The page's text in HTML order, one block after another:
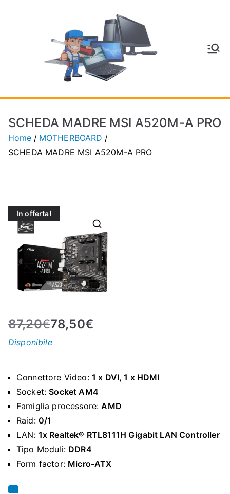
V
C
H
Inform
Telefo
Vignol
SCHEDA MADRE MSI A520M-A PRO
Home
MOTHERBOARD
SCHEDA MADRE MSI A520M-A PRO
In offerta!
87,20€78,50€
Connettore Video: 1 x DVI, 1 x HDMI
Socket:Socket AM4
Famiglia processore:AMD
Raid: 0/1
LAN: 1x Realtek® RTL8111H Gigabit LAN Controller
Tipo Moduli: DDR4
Form factor: Micro-ATX
Disponibile